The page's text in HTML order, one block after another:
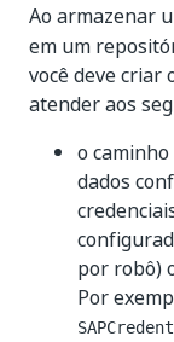
Ao armazenar
em um
você deve criar
atender aos
o
dados
por robô)
Por